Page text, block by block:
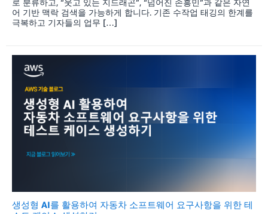
어 기반 맥락 검색을 가능하게 합니다. 기존 수작업 태깅의 한계를
극복하고 기자들의 업무 […]
생성형 AI를 활용하여 자동차 소프트웨어 요구사항을 위한 테